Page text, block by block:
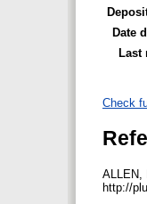
Date
Last
Check
ALLEN,
http://